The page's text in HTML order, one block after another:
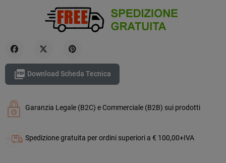
 Download Scheda Tecnica
Garanzia Legale (B2C) e Commerciale (B2B) sui prodotti
Spedizione gratuita per ordini superiori a € 100,00+IVA